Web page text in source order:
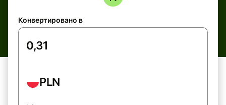
Конвертировано в
PLN